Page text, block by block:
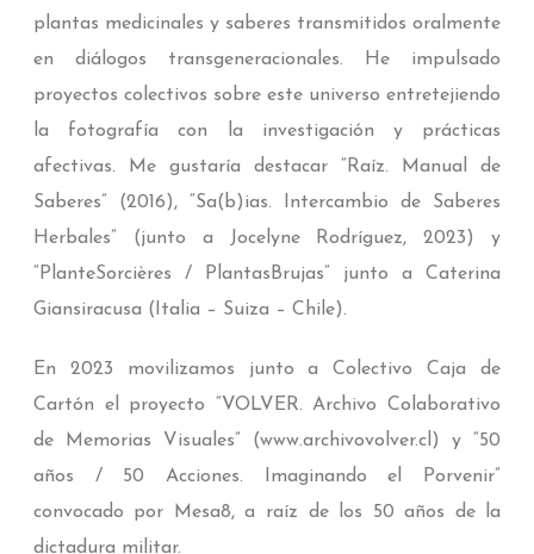
plantas medicinales y saberes transmitidos oralmente
en diálogos transgeneracionales. He impulsado
proyectos colectivos sobre este universo entretejiendo
la fotografía con la investigación y prácticas
afectivas. Me gustaría destacar “Raíz. Manual de
Saberes” (2016), “Sa(b)ias. Intercambio de Saberes
Herbales” (junto a Jocelyne Rodríguez, 2023) y
“PlanteSorcières / PlantasBrujas” junto a Caterina
Giansiracusa (Italia – Suiza – Chile).
En 2023 movilizamos junto a Colectivo Caja de
Cartón el proyecto “VOLVER. Archivo Colaborativo
de Memorias Visuales” (www.archivovolver.cl) y “50
años / 50 Acciones. Imaginando el Porvenir”
convocado por Mesa8, a raíz de los 50 años de la
dictadura militar.